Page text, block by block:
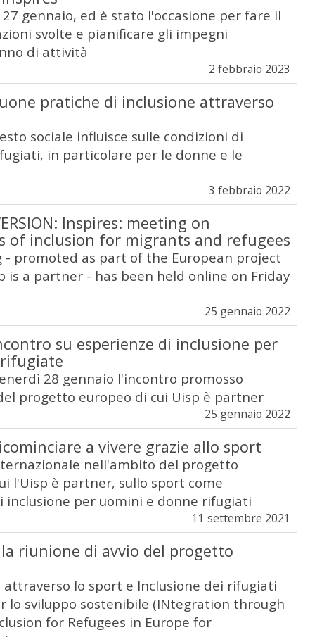
gennaio, ed è stato l'occasione per fare il
svolte e pianificare gli impegni
di attività
2 febbraio 2023
pratiche di inclusione attraverso
sociale influisce sulle condizioni di
in particolare per le donne e le
3 febbraio 2022
Inspires: meeting on
of inclusion for migrants and refugees
- promoted as part of the European project
is a partner - has been held online on Friday
25 gennaio 2022
su esperienze di inclusione per
28 gennaio l'incontro promosso
progetto europeo di cui Uisp è partner
25 gennaio 2022
a vivere grazie allo sport
nell'ambito del progetto
l'Uisp è partner, sullo sport come
inclusione per uomini e donne rifugiati
11 settembre 2021
la riunione di avvio del progetto
attraverso lo sport e Inclusione dei rifugiati
lo sviluppo sostenibile (INtegration through
for Refugees in Europe for